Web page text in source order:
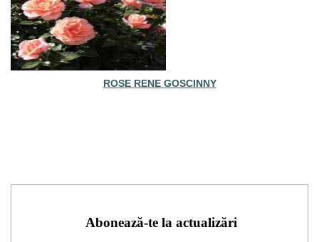
ROSE RENE GOSCINNY
Abonează-te la actualizări